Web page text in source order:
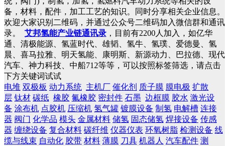
备，材料，配件，加工工艺的知识。同时分享相关企业信息。
欢迎大家识别二维码，并通过公众号二维码加入微信群和通讯
录。
艾邦氢能产业链通讯录 ，目前有2200人加入，如亿华
通、清极能源、氢蓝时代、雄韬、氢牛、氢璞、爱德曼、氢
晨、喜马拉雅、明天氢能、康明斯、新源动力、巴拉德、现代
汽车、神力科技、中船712等等，可以按照标签筛选，请点击
下方关键词试试
电堆 双极板 动力系统 主机厂 催化剂 质子膜 膜电极 扩散
层 钛材 碳纸 橡胶 氟橡胶 密封件 石墨 边框膜 胶水 激光设
备 涂布机 点胶机 压缩机 氢气罐 镀膜设备 制氢 电解槽 连接
器 阀门 化学品 模头 金属材料 储氢 固态储氢 焊接设备 传感
器 缠绕设备 复合材料 碳纤维 仪器仪表 环氧树脂 检测设备 线
缆与线束 自动化 胶带 材料 薄膜 刀具 机器人 汽车配件 测